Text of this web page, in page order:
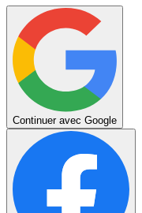
Continuer avec Google